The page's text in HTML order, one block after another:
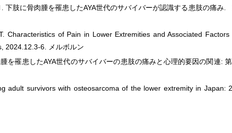
肢に骨肉腫を罹患したAYA世代のサバイバーが認識する患肢の痛み
of Pain in Lower Extremities and Associated Factors
2024.12.3-6. メルボルン
罹患したAYA世代のサバイバーの患肢の痛みと心理的要因の関連:
survivors with osteosarcoma of the lower extremity in Japan: